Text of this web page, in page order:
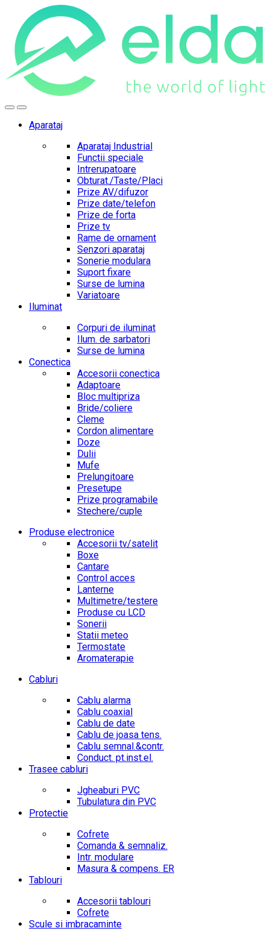
navigation
content
Aparataj
Aparataj Industrial
Functii speciale
Intrerupatoare
Obturat./Taste/Placi
Prize AV/difuzor
Prize date/telefon
Prize de forta
Prize tv
Rame de ornament
Senzori aparataj
Sonerie modulara
Suport fixare
Surse de lumina
Variatoare
Iluminat
Corpuri de iluminat
Ilum. de sarbatori
Surse de lumina
Conectica
Accesorii conectica
Adaptoare
Bloc multipriza
Bride/coliere
Cleme
Cordon alimentare
Doze
Dulii
Mufe
Prelungitoare
Presetupe
Prize programabile
Stechere/cuple
Produse electronice
Accesorii tv/satelit
Boxe
Cantare
Control acces
Lanterne
Multimetre/testere
Produse cu LCD
Sonerii
Statii meteo
Termostate
Aromaterapie
Cabluri
Cablu alarma
Cablu coaxial
Cablu de date
Cablu de joasa tens.
Cablu semnal.&contr.
Conduct. pt.inst.el.
Trasee cabluri
Jgheaburi PVC
Tubulatura din PVC
Protectie
Cofrete
Comanda & semnaliz.
Intr. modulare
Masura & compens. ER
Tablouri
Accesorii tablouri
Cofrete
Scule si imbracaminte